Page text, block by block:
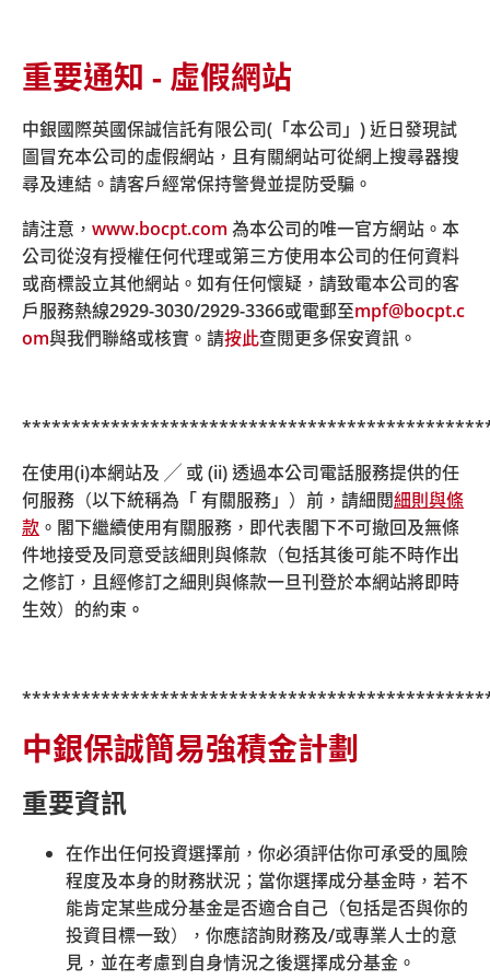
重要通知 - 虛假網站
中銀國際英國保誠信託有限公司(「本公司」) 近日發現試
圖冒充本公司的虛假網站，且有關網站可從網上搜尋器搜
尋及連結。請客戶經常保持警覺並提防受騙。
請注意， www.bocpt.com 為本公司的唯一官方網站。本
公司從沒有授權任何代理或第三方使用本公司的任何資料
或商標設立其他網站。如有任何懷疑，請致電本公司的客
戶服務熱線2929-3030/2929-3366或電郵至mpf@bocpt.c
om與我們聯絡或核實。請按此查閱更多保安資訊。
在使用(i)本網站及 ╱ 或 (ii) 透過本公司電話服務提供的任
何服務（以下統稱為「 有關服務」）前，請細閱細則與條
款 。閣下繼續使用有關服務，即代表閣下不可撤回及無條
件地接受及同意受該細則與條款（包括其後可能不時作出
之修訂，且經修訂之細則與條款一旦刊登於本網站將即時
生效）的約束 。
中銀保誠簡易強積金計劃
重要資訊
在作出任何投資選擇前，你必須評估你可承受的風險
程度及本身的財務狀況；當你選擇成分基金時，若不
能肯定某些成分基金是否適合自己（包括是否與你的
投資目標一致），你應諮詢財務及/或專業人士的意
見，並在考慮到自身情況之後選擇成分基金。
主頁 符合不同需要 自僱人士
自僱人士
如你年滿18歲但未滿65歲，而你有關入息是源自在
香港生產貨品或提供服務，或源自在香港從事向香港
或香港以外地方提供貨品或服務的營業，及非受僱為
就強制性供款而設定的最高及最低有關入息水平而
款。你亦可選擇作自願性供款，而有關供款額亦可自
行釐定。
你必須在每一個計劃年度終結前提交下一個計劃年度
的有關入息，並有權選擇在下一個計劃年度以按月或
按年供款。
自僱人士可隨時選擇將其在現有計劃下的累算權益轉
© 中銀國際英國保誠信託有限公司 2026
網站地圖 | 保安資訊 | 相關連結 | 細則與條款 |
超連結政策 | 私隱聲明